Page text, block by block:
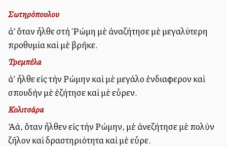
Σωτηρόπουλου
ἀλλ’ ὅταν ἦλθε στὴ Ῥώμη μὲ ἀναζήτησε μὲ μεγαλύτερη
προθυμία καὶ μὲ βρῆκε.
Τρεμπέλα
ἀλλ’ ἦλθε εἰς τὴν Ρώμην καὶ μὲ μεγάλο ἐνδιαφερον καὶ
σπουδὴν μὲ ἐζήτησε καὶ μὲ εὗρεν.
Κολιτσάρα
Ἀλλά, ὅταν ἦλθεν εἰς τὴν Ρώμην, μὲ ἀνεζήτησε μὲ πολὺν
ζῆλον καὶ δραστηριότητα καὶ μὲ εὗρε.